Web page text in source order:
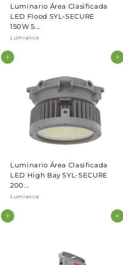
Luminario Área Clasificada
LED Flood SYL-SECURE
150W 5...
Lumiance
Agregar al carrito Agregar al carrito
Luminario Área Clasificada
LED High Bay SYL-SECURE
200...
Lumiance
Agregar al carrito Agregar al carrito